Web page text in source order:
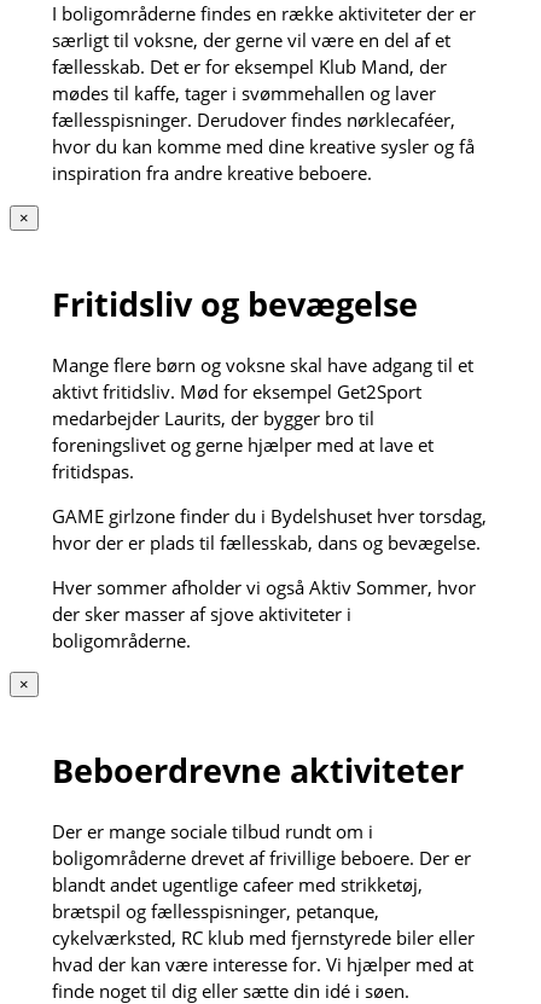
I boligområderne findes en række aktiviteter der er
særligt til voksne, der gerne vil være en del af et
fællesskab. Det er for eksempel Klub Mand, der
mødes til kaffe, tager i svømmehallen og laver
fællesspisninger. Derudover findes nørklecaféer,
hvor du kan komme med dine kreative sysler og få
inspiration fra andre kreative beboere.
×
Fritidsliv og bevægelse
Mange flere børn og voksne skal have adgang til et
aktivt fritidsliv. Mød for eksempel Get2Sport
medarbejder Laurits, der bygger bro til
foreningslivet og gerne hjælper med at lave et
fritidspas.
GAME girlzone finder du i Bydelshuset hver torsdag,
hvor der er plads til fællesskab, dans og bevægelse.
Hver sommer afholder vi også Aktiv Sommer, hvor
der sker masser af sjove aktiviteter i
boligområderne.
×
Beboerdrevne aktiviteter
Der er mange sociale tilbud rundt om i
boligområderne drevet af frivillige beboere. Der er
blandt andet ugentlige cafeer med strikketøj,
brætspil og fællesspisninger, petanque,
cykelværksted, RC klub med fjernstyrede biler eller
hvad der kan være interesse for. Vi hjælper med at
finde noget til dig eller sætte din idé i søen.